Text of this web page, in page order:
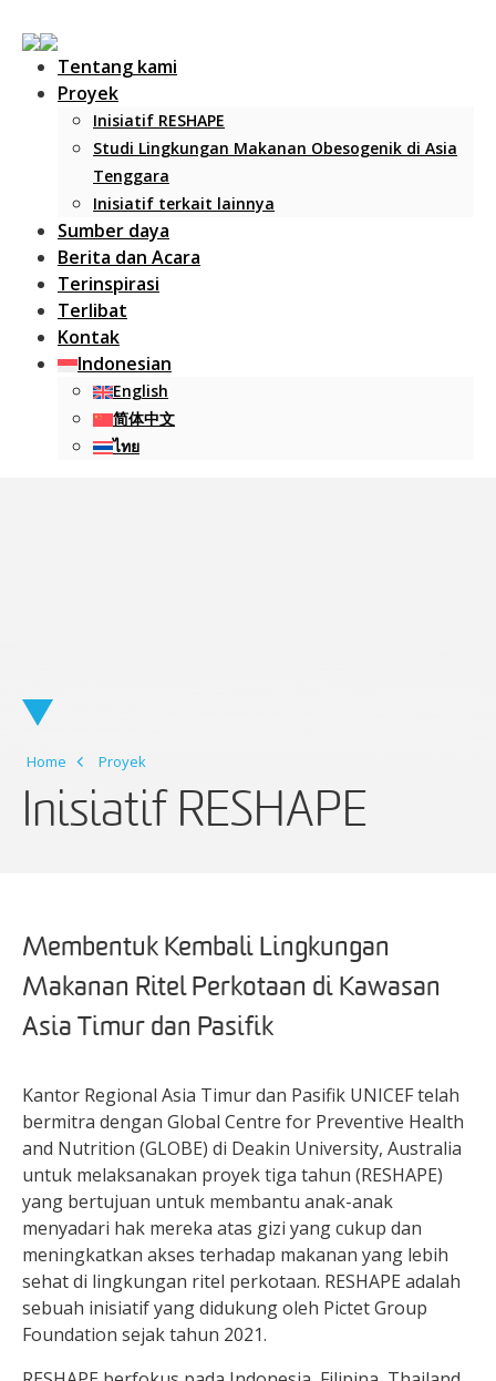
Main Navigation
Tentang kami
Proyek
Inisiatif RESHAPE
Studi Lingkungan Makanan Obesogenik di Asia
Tenggara
Inisiatif terkait lainnya
Sumber daya
Berita dan Acara
Terinspirasi
Terlibat
Kontak
Indonesian
English
简体中文
ไทย
Home Proyek
Inisiatif RESHAPE
Membentuk Kembali Lingkungan
Makanan Ritel Perkotaan di Kawasan
Asia Timur dan Pasifik
Kantor Regional Asia Timur dan Pasifik UNICEF telah
bermitra dengan Global Centre for Preventive Health
and Nutrition (GLOBE) di Deakin University, Australia
untuk melaksanakan proyek tiga tahun (RESHAPE)
yang bertujuan untuk membantu anak-anak
menyadari hak mereka atas gizi yang cukup dan
meningkatkan akses terhadap makanan yang lebih
sehat di lingkungan ritel perkotaan. RESHAPE adalah
sebuah inisiatif yang didukung oleh Pictet Group
Foundation sejak tahun 2021.